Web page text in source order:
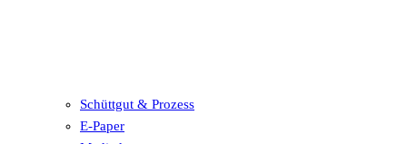
Schüttgut & Prozess
E-Paper